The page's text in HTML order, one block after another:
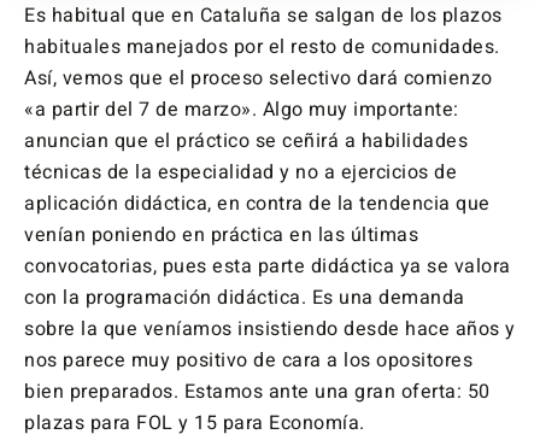
Es habitual que en Cataluña se salgan de los plazos
habituales manejados por el resto de comunidades.
Así, vemos que el proceso selectivo dará comienzo
«a partir del 7 de marzo». Algo muy importante:
anuncian que el práctico se ceñirá a habilidades
técnicas de la especialidad y no a ejercicios de
aplicación didáctica, en contra de la tendencia que
venían poniendo en práctica en las últimas
convocatorias, pues esta parte didáctica ya se valora
con la programación didáctica. Es una demanda
sobre la que veníamos insistiendo desde hace años y
nos parece muy positivo de cara a los opositores
bien preparados. Estamos ante una gran oferta: 50
plazas para FOL y 15 para Economía.